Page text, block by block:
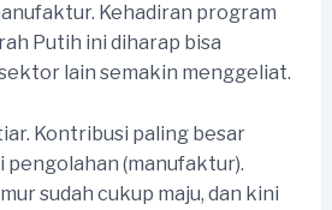
Kehadiran program
Putih ini diharap bisa
lain semakin menggeliat.
Kontribusi paling besar
pengolahan (manufaktur).
sudah cukup maju, dan kini